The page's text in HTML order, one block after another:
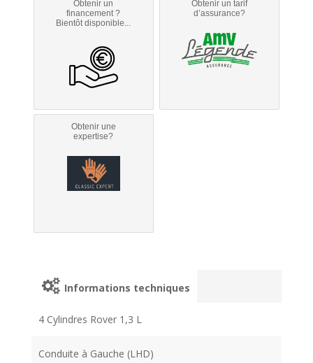
Obtenir un
financement ?
Bientôt disponible...
Obtenir un tarif
d’assurance?
Obtenir une
expertise?
Informations techniques
4 Cylindres Rover 1,3 L
Conduite à Gauche (LHD)